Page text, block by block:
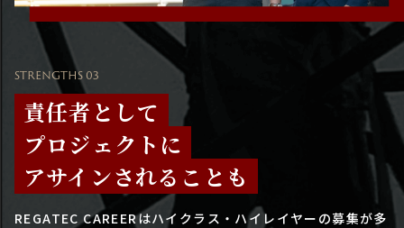
STRENGTHS 03
責任者として
プロジェクトに
アサインされることも
REGATEC CAREERはハイクラス・ハイレイヤーの募集が多